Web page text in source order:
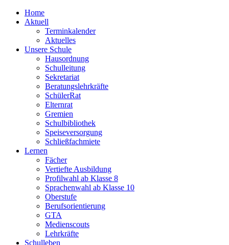
Home
Aktuell
Terminkalender
Aktuelles
Unsere Schule
Hausordnung
Schulleitung
Sekretariat
Beratungslehrkräfte
SchülerRat
Elternrat
Gremien
Schulbibliothek
Speiseversorgung
Schließfachmiete
Lernen
Fächer
Vertiefte Ausbildung
Profilwahl ab Klasse 8
Sprachenwahl ab Klasse 10
Oberstufe
Berufsorientierung
GTA
Medienscouts
Lehrkräfte
Schulleben